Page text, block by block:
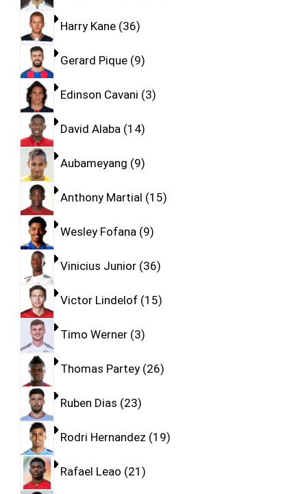
Harry Kane 36
Gerard Pique 9
Edinson Cavani 3
David Alaba 14
Aubameyang 9
Anthony Martial 15
Wesley Fofana 9
Vinicius Junior 36
Victor Lindelof 15
Timo Werner 3
Thomas Partey 26
Ruben Dias 23
Rodri Hernandez 19
Rafael Leao 21